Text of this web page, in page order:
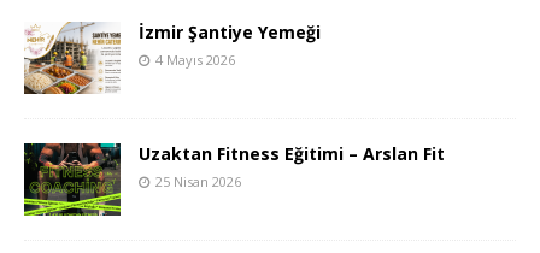
İzmir Şantiye Yemeği
4 Mayıs 2026
Uzaktan Fitness Eğitimi – Arslan Fit
25 Nisan 2026